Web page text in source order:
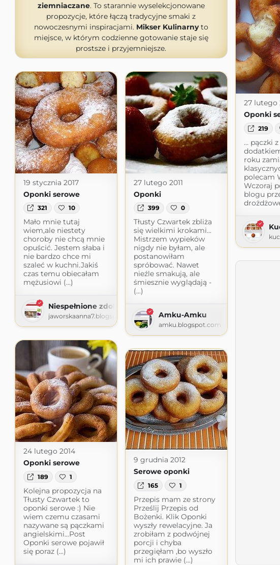
ziemniaczane. To starannie wyselekcjonowane
propozycje, które łączą tradycyjne smaki z
nowoczesnymi inspiracjami. Mikser Kulinarnyto
miejsce, w którym codzienne gotowanie staje się
prostsze i przyjemniejsze.
27 lutego
Oponki
219
… pączki
roku
polecam
Wczoraj
blogu
19 stycznia 2017
Oponki serowe
321 10
Mało mnie tutaj
wiem,ale niestety
choroby nie chcą mnie
opuścić. Jestem słaba i
nie bardzo chce mi
szaleć w kuchni.Jakiś
czas temu obiecałam
mężusiowi (...)
Niespełnione zdolności kulinarne
jaworskaanna7.blogspot.com
27 lutego 2011
Oponki
399 0
Tłusty Czwartek zbliża
się wielkimi krokami...
Mistrzem wypieków
nigdy nie byłam, ale
postanowiłam
spróbować. Nawet
nieźle smakują, ale
śmiesznie wyglądają -
(...)
Amku-Amku
amku.blogspot.com
24 lutego 2014
Oponki serowe
189 1
Kolejna propozycja na
Tłusty Czwartek to
oponki serowe :) Nie
wiem czemu czasami
nazywane są pączkami
angielskimi...Post
Oponki serowe pojawił
się poraz (...)
9 grudnia 2012
Serowe oponki
165 1
Przepis mam ze strony
Prześlij Przepis od
Bożenki. Klik Oponki
wyszły rewelacyjne. Ja
zrobiłam z podwójnej
porcji i chyba
przegięłam ,bo wyszło
mi ich prawie (...)